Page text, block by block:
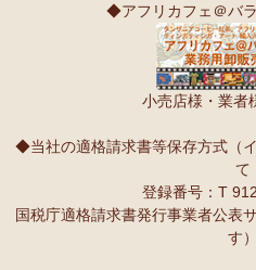
◆アフリカフェ＠バ
小売店様・業者
◆当社の適格請求書等保存方式（
て
登録番号：T
国税庁適格請求書発行事業者公表
す）